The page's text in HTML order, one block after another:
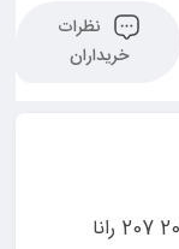
نظرات
خریداران